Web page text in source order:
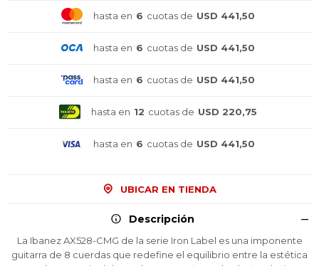
hasta en 6 cuotas de USD 441,50
hasta en 6 cuotas de USD 441,50
hasta en 6 cuotas de USD 441,50
hasta en 12 cuotas de USD 220,75
hasta en 6 cuotas de USD 441,50
UBICAR EN TIENDA
Descripción
La Ibanez AX528-CMG de la serie Iron Label es una imponente
guitarra de 8 cuerdas que redefine el equilibrio entre la estética